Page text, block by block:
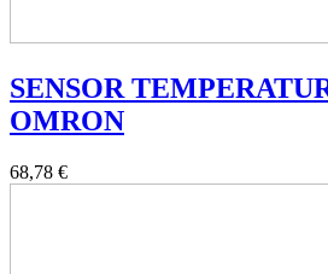
SENSOR
OMRON
68,78 €